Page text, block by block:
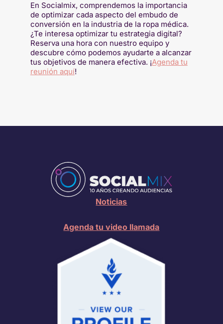
En Socialmix, comprendemos la importancia
de optimizar cada aspecto del embudo de
conversión en la industria de la ropa médica.
¿Te interesa optimizar tu estrategia digital?
Reserva una hora con nuestro equipo y
descubre cómo podemos ayudarte a alcanzar
tus objetivos de manera efectiva. ¡Agenda tu
reunión aquí!
Noticias
Agenda tu video llamada